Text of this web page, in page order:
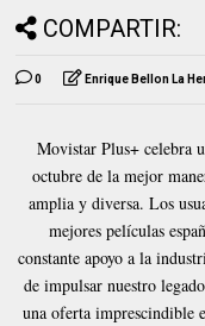
COMPARTIR:
0 Enrique Bellon La
Movistar Plus+ celebra
octubre de la mejor
amplia y diversa. Los
mejores películas
constante apoyo a la
de impulsar nuestro
una oferta imprescindible